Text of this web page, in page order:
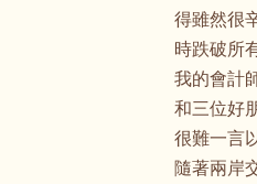
得雖然很
時跌破所
我的會計
和三位好
很難一言
隨著兩岸